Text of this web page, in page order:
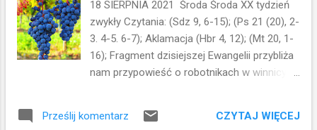
wszystkich ludzi jest zbawienie. Bóg nas
kocha i nie chce nikogo potępić...On pragnie
byśmy wszyscy zasiadali z Nim na Jego
uczcie. Od nas zatem zależy jak odpowiemy
na to zaproszenie... Możemy zachować się
należeli oni do najbliższych Królowi. W końcu
18 SIERPNIA 2021 Środa Środa XX tydzień
zwykły Czytania: (Sdz 9, 6-15); (Ps 21 (20), 2-
3. 4-5. 6-7); Aklamacja (Hbr 4, 12); (Mt 20, 1-
16); Fragment dzisiejszej Ewangelii przybliża
nam przypowieść o robotnikach w winnicy.
najmuje kolejnych robotników. Kiedy
Prześlij komentarz CZYTAJ WIĘCEJ